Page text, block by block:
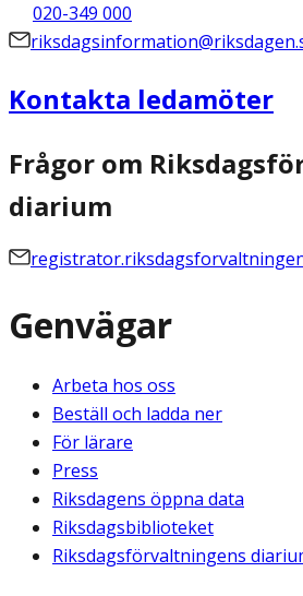
020-349 000
Kontakta ledamöter
Frågor om
diarium
Genvägar
Arbeta hos oss
Beställ och ladda ner
För lärare
Press
Riksdagens öppna data
Riksdagsbiblioteket
Riksdagsförvaltningens